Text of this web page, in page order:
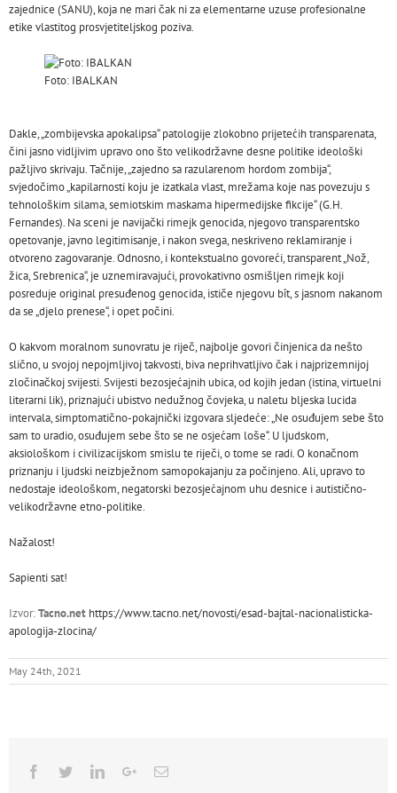
zajednice (SANU), koja ne mari čak ni za elementarne uzuse profesionalne
etike vlastitog prosvjetiteljskog poziva.
Foto: IBALKAN
Dakle, „zombijevska apokalipsa“ patologije zlokobno prijetećih transparenata,
čini jasno vidljivim upravo ono što velikodržavne desne politike ideološki
pažljivo skrivaju. Tačnije, „zajedno sa razularenom hordom zombija“,
svjedočimo „kapilarnosti koju je izatkala vlast, mrežama koje nas povezuju s
tehnološkim silama, semiotskim maskama hipermedijske fikcije“ (G.H.
Fernandes). Na sceni je navijački rimejk genocida, njegovo transparentsko
opetovanje, javno legitimisanje, i nakon svega, neskriveno reklamiranje i
otvoreno zagovaranje. Odnosno, i kontekstualno govoreći, transparent „Nož,
žica, Srebrenica“, je uznemiravajući, provokativno osmišljen rimejk koji
posreduje original presuđenog genocida, ističe njegovu bît, s jasnom nakanom
da se „djelo prenese“, i opet počini.
O kakvom moralnom sunovratu je riječ, najbolje govori činjenica da nešto
slično, u svojoj nepojmljivoj takvosti, biva neprihvatljivo čak i najprizemnijoj
zločinačkoj svijesti. Svijesti bezosjećajnih ubica, od kojih jedan (istina, virtuelni
literarni lik), priznajući ubistvo nedužnog čovjeka, u naletu bljeska lucida
intervala, simptomatično-pokajnički izgovara sljedeće: „Ne osuđujem sebe što
sam to uradio, osuđujem sebe što se ne osjećam loše“. U ljudskom,
aksiološkom i civilizacijskom smislu te riječi, o tome se radi. O konačnom
priznanju i ljudski neizbježnom samopokajanju za počinjeno. Ali, upravo to
nedostaje ideološkom, negatorski bezosjećajnom uhu desnice i autistično-
velikodržavne etno-politike.
Nažalost!
Sapienti sat!
Izvor:Tacno.net https://www.tacno.net/novosti/esad-bajtal-nacionalisticka-
apologija-zlocina/
May 24th, 2021
Facebook
TwitterLinkedinGoogle+Email